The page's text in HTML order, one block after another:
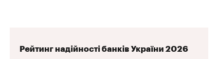
Рейтинг надійності банків України 2026